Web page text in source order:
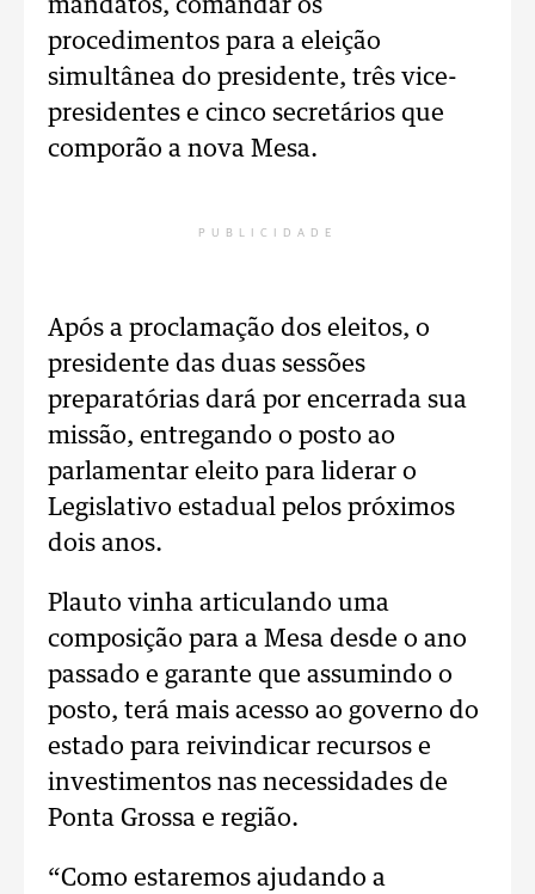
mandatos, comandar os
procedimentos para a eleição
simultânea do presidente, três vice-
presidentes e cinco secretários que
comporão a nova Mesa.
PUBLICIDADE
Após a proclamação dos eleitos, o
presidente das duas sessões
preparatórias dará por encerrada sua
missão, entregando o posto ao
parlamentar eleito para liderar o
Legislativo estadual pelos próximos
dois anos.
Plauto vinha articulando uma
composição para a Mesa desde o ano
passado e garante que assumindo o
posto, terá mais acesso ao governo do
estado para reivindicar recursos e
investimentos nas necessidades de
Ponta Grossa e região.
“Como estaremos ajudando a